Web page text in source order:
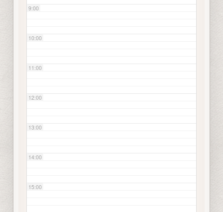
9:00
10:00
11:00
12:00
13:00
14:00
15:00